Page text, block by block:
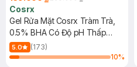
Cosrx
Gel Rửa Mặt Cosrx Tràm Trà,
0.5% BHA Có Độ pH Thấp
150ml
5.0
(173)
10%